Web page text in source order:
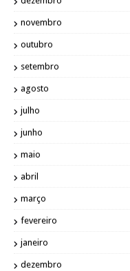
novembro
outubro
setembro
agosto
julho
junho
maio
abril
março
fevereiro
janeiro
dezembro